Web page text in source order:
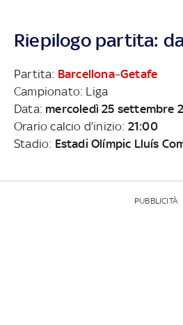
Riepilogo partita:
Partita: Barcellona–Getafe
Campionato: Liga
Data: mercoledì 25 settembre
Orario calcio d’inizio: 21:00
Stadio: Estadi Olímpic Lluís
PUBBLICITÀ